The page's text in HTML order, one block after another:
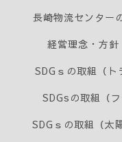
長崎物流センター
経営理念・方
SDGｓの取組（ト
SDGsの取組（
SDGｓの取組（太